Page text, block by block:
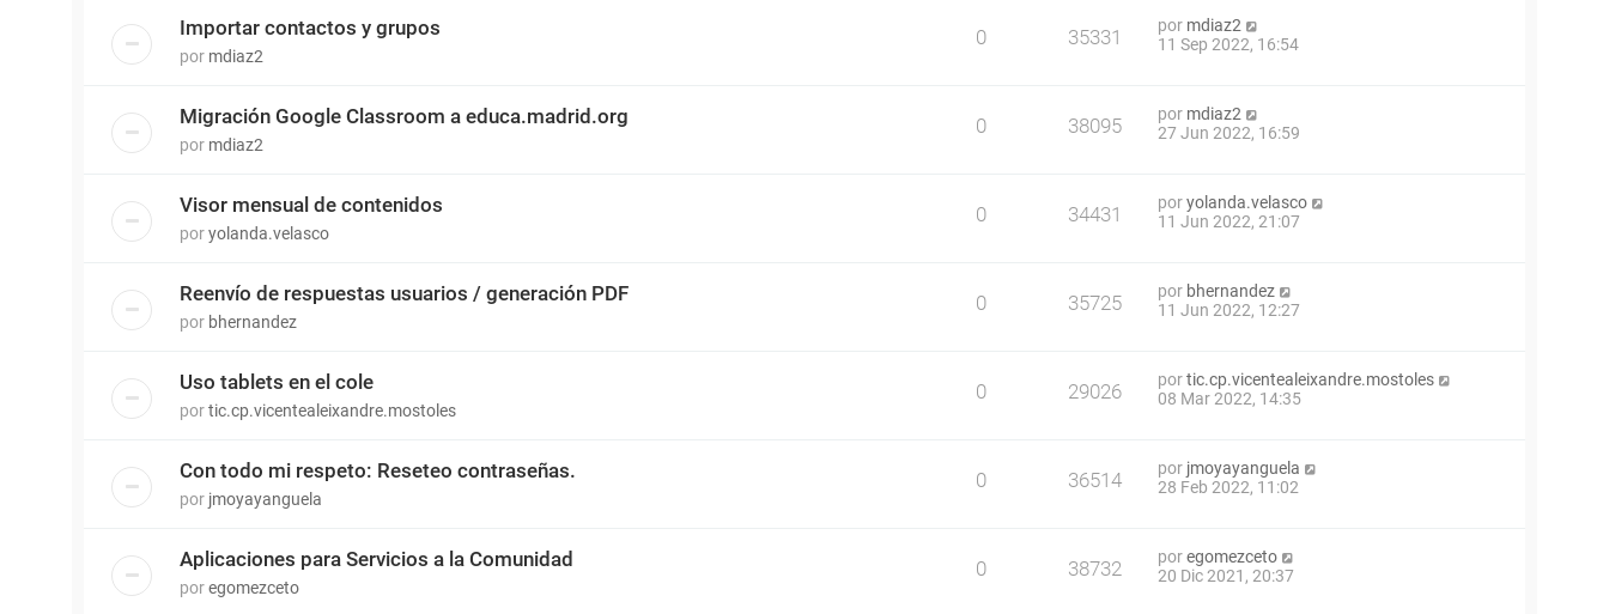
Importar contactos y grupos
por mdiaz2
0 35331 por mdiaz2
11 Sep 2022, 16:54
Migración Google Classroom a educa.madrid.org
por mdiaz2
0 38095 por mdiaz2
27 Jun 2022, 16:59
Visor mensual de contenidos
poryolanda.velasco
0 34431 poryolanda.velasco
11 Jun 2022, 21:07
Reenvío de respuestas usuarios / generación PDF
por bhernandez
0 35725 por bhernandez
11 Jun 2022, 12:27
Uso tablets en el cole
portic.cp.vicentealeixandre.mostoles
0 29026 portic.cp.vicentealeixandre.mostoles
08 Mar 2022, 14:35
Con todo mi respeto: Reseteo contraseñas.
por jmoyayanguela
0 36514 por jmoyayanguela
28 Feb 2022, 11:02
Aplicaciones para Servicios a la Comunidad
poregomezceto
0 38732 poregomezceto
20 Dic 2021, 20:37